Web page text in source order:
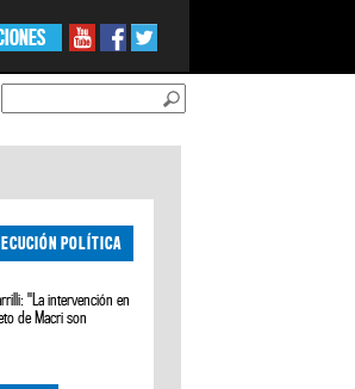
POLÍTICA
"La intervención en
de Macri son